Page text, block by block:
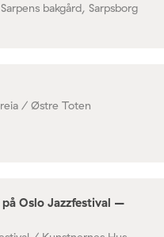
bakgård, Sarpsborg
/ Østre Toten
på Oslo Jazzfestival –